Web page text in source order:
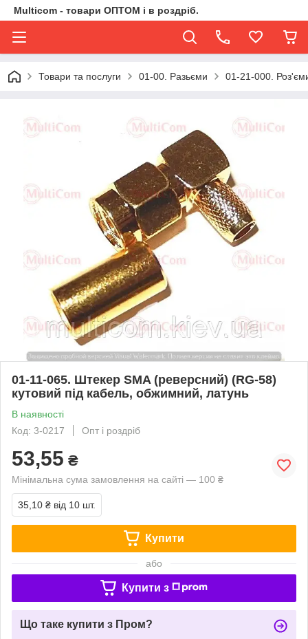
Multicom - товари ОПТОМ і в роздріб.
Товари та послуги 01-00. Разьєми 01-21-000.
01-11-065. Штекер SMA (реверсний) (RG-58)
кутовий під кабель, обжимний, латунь
В наявності
Код: 3-0217
Опт і роздріб
53,55 ₴
Мінімальна сума замовлення на сайті — 100 ₴
35,10 ₴ від 10 шт.
Купити
або
Купити з
Що таке купити з Пром?